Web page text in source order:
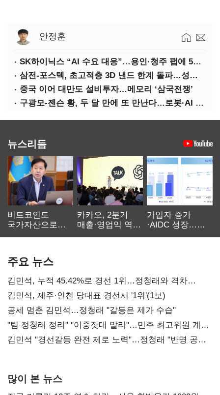
안정훈
SK하이닉스 “AI 수요 대응”…용인·청주 팹에 54조 투자
삼전-포스텍, 초고적층 3D 낸드 한계 돌파…성능·전력효율 개선
중국 이어 대만도 설비투자…메모리 ‘삼국전쟁’
구광모-젠슨 황, 두 달 만에 또 만난다…로봇·AI 등 논의
뉴스리듬
비트코인도
국가자산으로…'
카카오, 2분기
매출·영업익 역대
가입자 증가
·AIDC 성장…
주요 뉴스
김민석, 누적 45.42%로 경선 1위…정청래와 격차
0.86%p(2보)
김민석, 제주·인천 당대표 경선서 '1위'(1보)
공세 멈춘 김민석…정청래 "갈등은 제가 수습"
"팀 정청래 정리" "이중잣대 말라"…민주 최고위원 계파
다툼 격화
김민석 "경선갈등 완전 제로 노력"…정청래 "반명 공세
많이 본 뉴스